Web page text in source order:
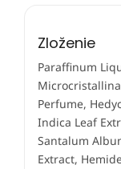
Zloženie
Paraffinum
Perfume,
Indica Leaf
Santalum
Extract,